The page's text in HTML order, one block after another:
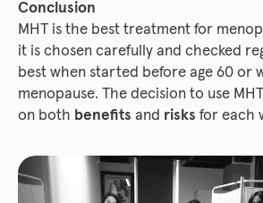
Conclusion
MHT is the best treatment for
it is chosen carefully and checked
best when started before age 60 or
menopause. The decision to use
on both benefits and risks for each